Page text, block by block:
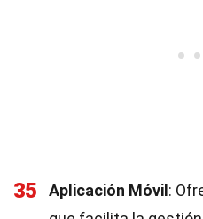
35 Aplicación Móvil :